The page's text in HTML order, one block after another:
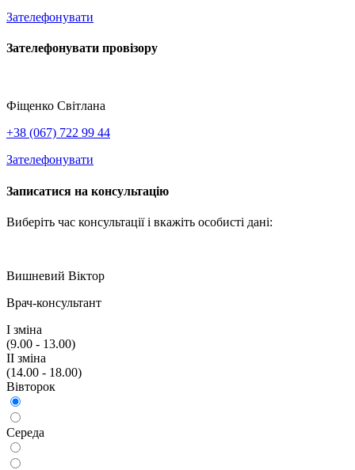
Зателефонувати
Зателефонувати провізору
Фіщенко Світлана
+38 (067) 722 99 44
Зателефонувати
Записатися на консультацію
Виберіть час консультації і вкажiть особисті дані:
Вишневий Віктор
Врач-консультант
I змiна
(9.00 - 13.00)
II змiна
(14.00 - 18.00)
Вiвторок
Середа